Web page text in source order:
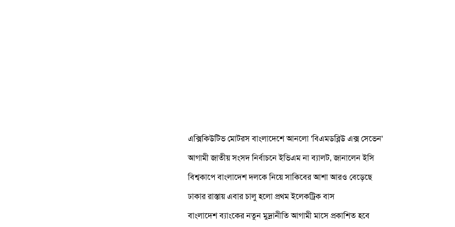
এক্সিকিউটিভ মোটরস বাংলাদেশে আনলো 'বিএমডব্লিউ এক্স সেভেন'
আগামী জাতীয় সংসদ নির্বাচনে ইভিএম না ব্যালট, জানালেন ইসি
বিশ্বকাপে বাংলাদেশ দলকে নিয়ে সাকিবের আশা আরও বেড়েছে
ঢাকার রাস্তায় এবার চালু হলো প্রথম ইলেকট্রিক বাস
বাংলাদেশ ব্যাংকের নতুন মুদ্রানীতি আগামী মাসে প্রকাশিত হবে